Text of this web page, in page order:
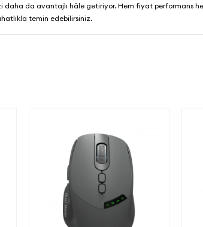
daha da avantajlı hâle getiriyor. Hem fiyat performans
temin edebilirsiniz.